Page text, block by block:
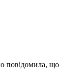
повідомила,